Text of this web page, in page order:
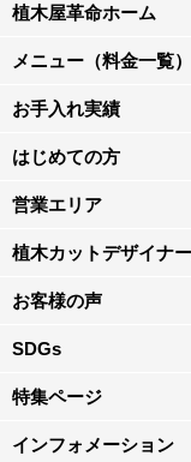
植木屋革命ホーム
メニュー（料金一覧）
お手入れ実績
はじめての方
営業エリア
植木カットデザイナ
お客様の声
SDGs
特集ページ
インフォメーション